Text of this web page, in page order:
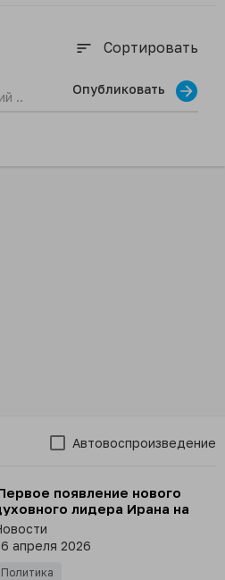
sort Сортировать
Опубликовать
Автовоспроизведение
появление нового
лидера Ирана на
- и сразу с
израильской
АЭС «Димона»
апреля 2026
Политика